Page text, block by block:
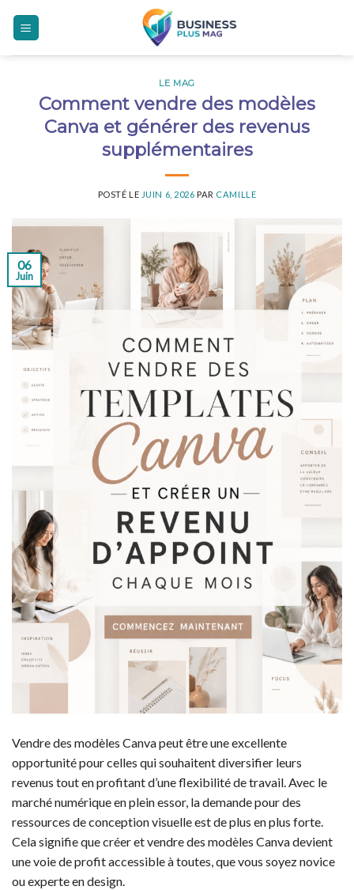
LE MAG
Comment vendre des modèles
Canva et générer des revenus
supplémentaires
POSTÉ LE JUIN 6, 2026 PAR CAMILLE
06
Juin
Vendre des modèles Canva peut être une excellente
opportunité pour celles qui souhaitent diversifier leurs
revenus tout en profitant d’une flexibilité de travail. Avec le
marché numérique en plein essor, la demande pour des
ressources de conception visuelle est de plus en plus forte.
Cela signifie que créer et vendre des modèles Canva devient
une voie de profit accessible à toutes, que vous soyez novice
ou experte en design.